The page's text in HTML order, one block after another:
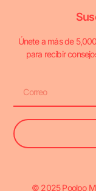
Únete a más de
para recibir
© 2025 Poolpo